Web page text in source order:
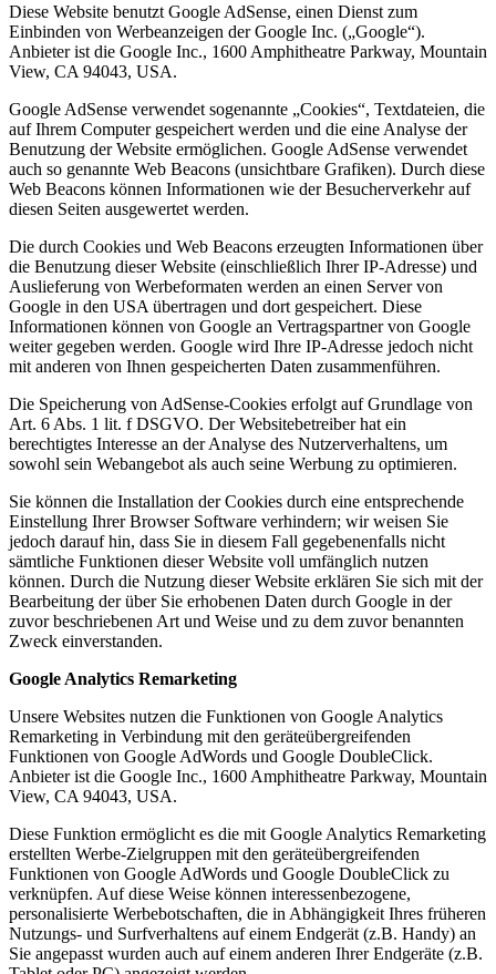
Diese Website benutzt Google AdSense, einen Dienst zum
Einbinden von Werbeanzeigen der Google Inc. („Google“).
Anbieter ist die Google Inc., 1600 Amphitheatre Parkway, Mountain
View, CA 94043, USA.
Google AdSense verwendet sogenannte „Cookies“, Textdateien, die
auf Ihrem Computer gespeichert werden und die eine Analyse der
Benutzung der Website ermöglichen. Google AdSense verwendet
auch so genannte Web Beacons (unsichtbare Grafiken). Durch diese
Web Beacons können Informationen wie der Besucherverkehr auf
diesen Seiten ausgewertet werden.
Die durch Cookies und Web Beacons erzeugten Informationen über
die Benutzung dieser Website (einschließlich Ihrer IP-Adresse) und
Auslieferung von Werbeformaten werden an einen Server von
Google in den USA übertragen und dort gespeichert. Diese
Informationen können von Google an Vertragspartner von Google
weiter gegeben werden. Google wird Ihre IP-Adresse jedoch nicht
mit anderen von Ihnen gespeicherten Daten zusammenführen.
Die Speicherung von AdSense-Cookies erfolgt auf Grundlage von
Art. 6 Abs. 1 lit. f DSGVO. Der Websitebetreiber hat ein
berechtigtes Interesse an der Analyse des Nutzerverhaltens, um
sowohl sein Webangebot als auch seine Werbung zu optimieren.
Sie können die Installation der Cookies durch eine entsprechende
Einstellung Ihrer Browser Software verhindern; wir weisen Sie
jedoch darauf hin, dass Sie in diesem Fall gegebenenfalls nicht
sämtliche Funktionen dieser Website voll umfänglich nutzen
können. Durch die Nutzung dieser Website erklären Sie sich mit der
Bearbeitung der über Sie erhobenen Daten durch Google in der
zuvor beschriebenen Art und Weise und zu dem zuvor benannten
Zweck einverstanden.
Google Analytics Remarketing
Unsere Websites nutzen die Funktionen von Google Analytics
Remarketing in Verbindung mit den geräteübergreifenden
Funktionen von Google AdWords und Google DoubleClick.
Anbieter ist die Google Inc., 1600 Amphitheatre Parkway, Mountain
View, CA 94043, USA.
Diese Funktion ermöglicht es die mit Google Analytics Remarketing
erstellten Werbe-Zielgruppen mit den geräteübergreifenden
Funktionen von Google AdWords und Google DoubleClick zu
verknüpfen. Auf diese Weise können interessenbezogene,
personalisierte Werbebotschaften, die in Abhängigkeit Ihres früheren
Nutzungs- und Surfverhaltens auf einem Endgerät (z.B. Handy) an
Sie angepasst wurden auch auf einem anderen Ihrer Endgeräte (z.B.